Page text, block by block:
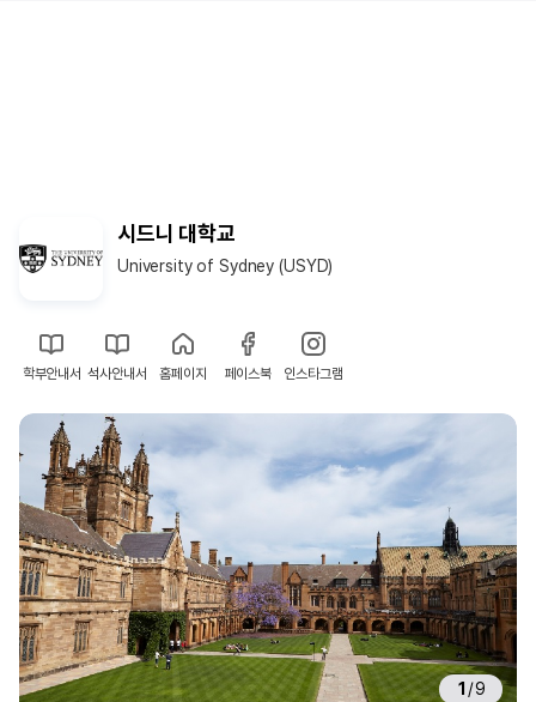
시드니 대학교
University of Sydney (USYD)
학부안내서 석사안내서 홈페이지 페이스북 인스타그램
1 /9